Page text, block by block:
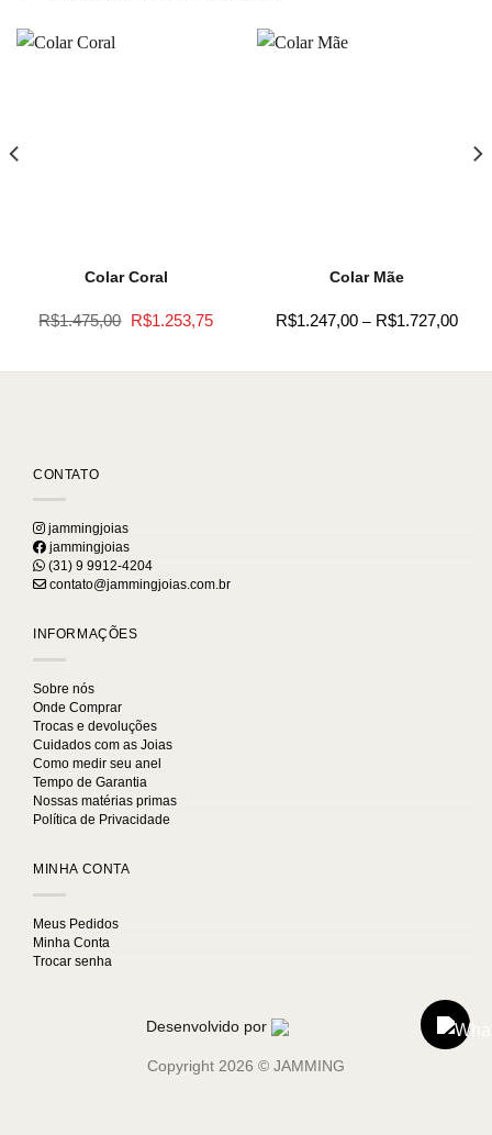
Colar Coral
R$1.475,00
O
preço
R$1.475,00.
R$1.253,75O
R$1.253,75.
Colar Mãe
R$1.247,00 – R$1.727,00Price
CONTATO
jammingjoias
jammingjoias
(31) 9 9912-4204
contato@jammingjoias.com.br
INFORMAÇÕES
Sobre nós
Onde Comprar
Trocas e devoluções
Cuidados com as Joias
Como medir seu anel
Tempo de Garantia
Nossas matérias primas
Política de Privacidade
MINHA CONTA
Meus Pedidos
Minha Conta
Trocar senha
Desenvolvido por
Copyright 2026 © JAMMING